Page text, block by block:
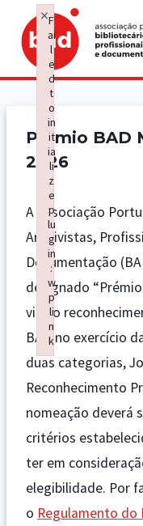
content
Prémio BAD
2026
A Associação
Arquivistas,
Documentação
designado
visa o
BAD no exercício
duas categorias,
Reconhecimento
nomeação deverá
critérios
ter em
elegibilidade. Por
o Regulamento do
F
ai
l
e
d
t
o
in
it
ia
li
z
e
p
lu
g
in
:
w
p
li
n
k
×
Failed to initialize